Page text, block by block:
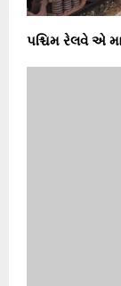
પશ્ચિમ રેલવે એ